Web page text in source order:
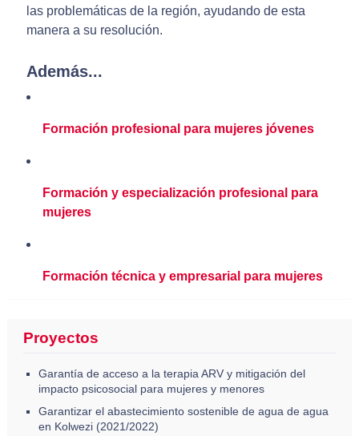
las problemáticas de la región, ayudando de esta
manera a su resolución.
Además...
Formación profesional para mujeres jóvenes
Formación y especialización profesional para
mujeres
Formación técnica y empresarial para mujeres
Proyectos
Garantía de acceso a la terapia ARV y mitigación del
impacto psicosocial para mujeres y menores
Garantizar el abastecimiento sostenible de agua de agua
en Kolwezi (2021/2022)